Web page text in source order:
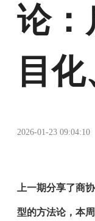
论：
目
2026-01-23 09:04:10
上一期分享了商
型的方法论，本